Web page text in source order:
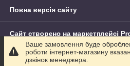
Повна версія сайту
Сайт створено на маркетплейсі
Політика конфіденційності
Ваше замовлення буде
роботи інтернет-магазину
дзвінок менеджера.